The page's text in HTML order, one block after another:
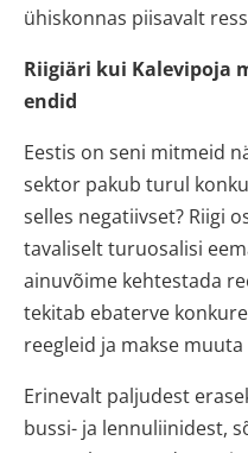
ühiskonnas piisavalt
Riigiäri kui Kalevipoja
endid
Eestis on seni mitmeid
sektor pakub turul
selles negatiivset? Riigi
tavaliselt turuosalisi
ainuvõime kehtestada
tekitab ebaterve
reegleid ja makse muuta
Erinevalt paljudest
bussi- ja lennuliinidest,